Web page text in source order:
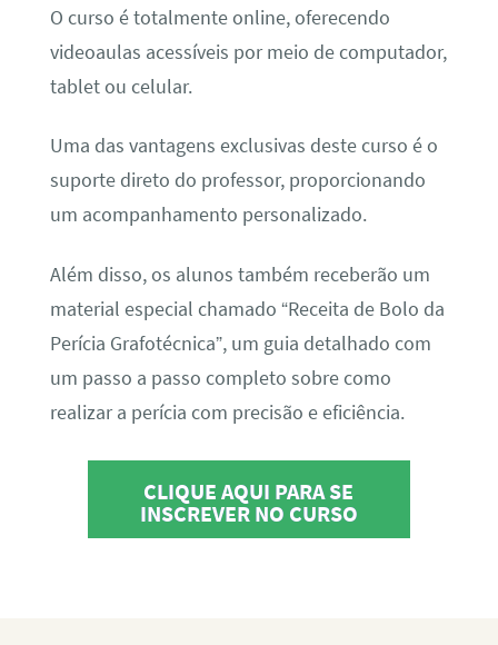
O curso é totalmente online, oferecendo
videoaulas acessíveis por meio de computador,
tablet ou celular.
Uma das vantagens exclusivas deste curso é o
suporte direto do professor, proporcionando
um acompanhamento personalizado.
Além disso, os alunos também receberão um
material especial chamado “Receita de Bolo da
Perícia Grafotécnica”, um guia detalhado com
um passo a passo completo sobre como
realizar a perícia com precisão e eficiência.
CLIQUE AQUI PARA SE
INSCREVER NO CURSO